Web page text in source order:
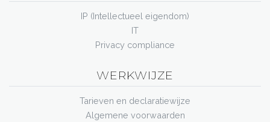
IP (Intellectueel eigendom)
IT
Privacy compliance
WERKWIJZE
Tarieven en declaratiewijze
Algemene voorwaarden